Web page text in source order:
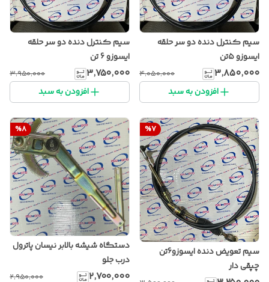
سیم کنترل دنده دو سر حلقه
ایسوزو ۵تن
۳٬۸۵۰٬۰۰۰ ۴٬۰۵۰٬۰۰۰
افزودن به سبد
سیم کنترل دنده دو سر حلقه
ایسوزو 6 تن
۳٬۷۵۰٬۰۰۰ ۳٬۹۵۰٬۰۰۰
افزودن به سبد
%7
سیم تعویض دنده ایسوزو6تن
چپقی دار
%8
دستگاه شیشه بالابر نیسان پاترول
درب جلو
۲٬۷۰۰٬۰۰۰ ۲٬۹۵۰٬۰۰۰